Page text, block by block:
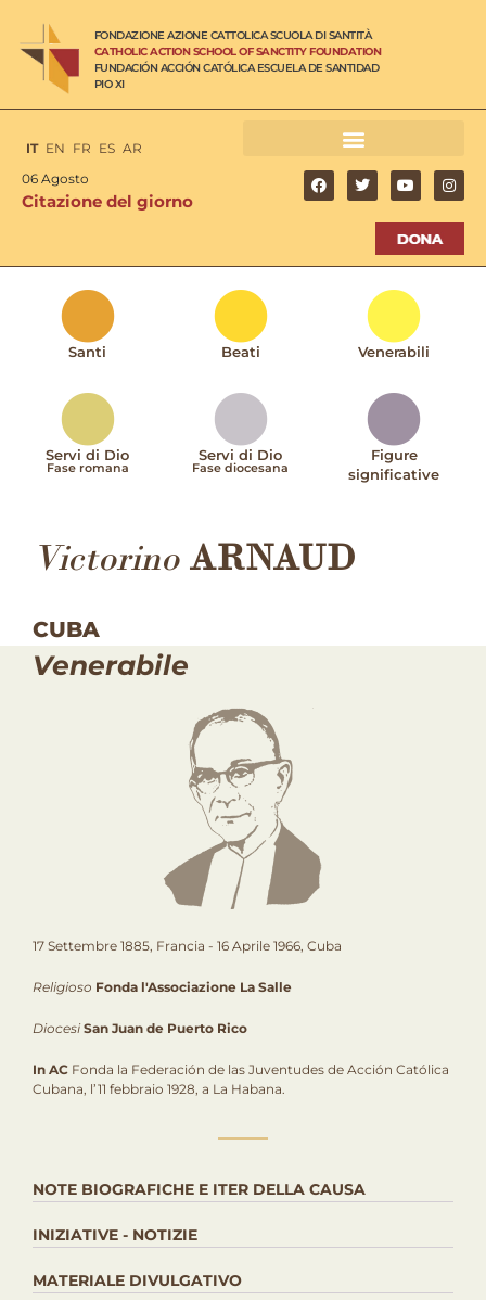
FONDAZIONE AZIONE CATTOLICA SCUOLA DI SANTITÀ
CATHOLIC ACTION SCHOOL OF SANCTITY FOUNDATION
FUNDACIÓN ACCIÓN CATÓLICA ESCUELA DE SANTIDAD
PIO XI
IT EN FR ES AR
06 Agosto
Citazione del giorno
Santi Beati Venerabili
Servi di Dio
Fase romana
Servi di Dio
Fase diocesana
Figure
significative
Victorino ARNAUD
CUBA
Venerabile
17 Settembre 1885, Francia - 16 Aprile 1966, Cuba
Religioso Fonda l'Associazione La Salle
Diocesi San Juan de Puerto Rico
In AC Fonda la Federación de las Juventudes de Acción Católica
Cubana, l’11 febbraio 1928, a La Habana.
NOTE BIOGRAFICHE E ITER DELLA CAUSA
INIZIATIVE - NOTIZIE
MATERIALE DIVULGATIVO